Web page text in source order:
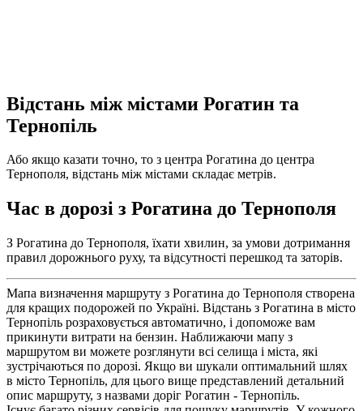
Відстань між містами Рогатин та
Тернопіль
Або якщо казати точно, то з центра Рогатина до центра
Тернополя, відстань між містами складає метрів.
Час в дорозі з Рогатина до Тернополя
З Рогатина до Тернополя, їхати хвилин, за умови дотримання
правил дорожнього руху, та відсутності перешкод та заторів.
Мапа визначення маршруту з Рогатина до Тернополя створена
для кращих подорожей по Україні. Відстань з Рогатина в місто
Тернопіль розраховується автоматично, і допоможе вам
прикинути витрати на бензин. Наближаючи мапу з
маршрутом ви можете розглянути всі селища і міста, які
зустрічаються по дорозі. Якщо ви шукали оптимальний шлях
в місто Тернопіль, для цього вище представлений детальний
опис маршруту, з назвами доріг Рогатин - Тернопіль.